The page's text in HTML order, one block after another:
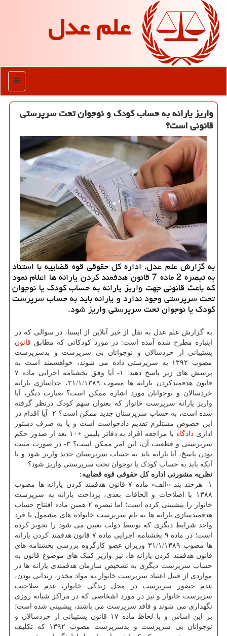
علم عدل
منو
واریز یارانه به حساب کودک و نوجوان تحت سرپرستی
قانونی است؟
به گزارش علم عدل، اداره کل حقوقی قوه قضاییه با استناد
به تبصره 2 ماده 7 قانون هدفمند کردن یارانه ها اعلام نمود
که باعث قانونی جهت واریز یارانه به حساب کودک یا نوجوان
تحت سرپرستی وجود ندارد و یارانه باید به حساب سرپرست
کودک یا نوجوان تحت سرپرستی واریز شود.
به گزارش علم عدل به نقل از خبر آنلاین از ایسنا، در سوالی که در
اینباره مطرح شده آمده است: در مورد کودکانی که مطابق قانون
پشتیبانی از خردسالان و نوجوانان بی سرپرست و بدسرپرست
مصوب ۱۳۹۲ به سرپرستی داده می شوند، خواهشمند است به
پرسش های زیر پاسخ دهید: ۱- آیا وفق بخشنامه اجرایی ماده ۷
قانون هدفمندکردن یارانه ها مصوب ۳۱/۱/۱۳۸۹، جداسازی یارانه
خردسالان و نوجوانان مورد اشاره ممکن است؟ بعبارت دیگر، آیا
واریز یارانه سرپرست خانوار که بعنوان سهم کودک درنظر گرفته
شده است، به حساب سرپرستان جدید ممکن است؟ ۲- آیا اقدام در
این خصوص مستلزم تقدیم دادخواست است و یا به صرف دستور
اداری دادگاه
یا مراجعه افراد به دفاتر پلیس +۱۰ بعد از صدور حکم
سرپرستی و قطعیت آن، این امر ممکن است؟ ۳- در صورت مثبت
بودن پاسخ، آیا یارانه باید به حساب سرپرستان جدید واریز شود و یا
آنکه باید به حساب کودک یا نوجوان تحت سرپرستی واریز شود؟
نظریه مشورتی اداره کل حقوقی قوه قضاییه:
۱- هرچند بند «الف» ماده ۷ قانون هدفمند کردن یارانه ها مصوب
۱۳۸۸ با اصلاحات و الحاقات بعدی، پرداخت یارانه به سرپرست
خانوار را پیشبینی کرده است؛ اما تبصره ۲ همین ماده افتتاح حساب
هدفمندسازی یارانه ها به نام سرپرست خانواده های مشمول یا فرد
واجد شرایط دیگری که توسط دولت تعیین می شود را تجویز کرده
است؛ در ماده ۹ بخشنامه اجرایی ماده ۷ قانون هدفمند کردن یارانه
ها مصوب ۳۱/۱/۱۳۸۹ وزیران عضو کارگروه بررسی بخشنامه های
قانون هدفمند کردن یارانه ها، نیز واریز کمک های موضوع قانون به
حساب سرپرست دیگری به تشخیص سازمان هدفمندی یارانه ها در
مواردی از قبیل اعتیاد سرپرست خانوار به مواد مخدر، زندانی بودن،
عدم حضور سرپرست در محل زندگی خانوار، عدم صلاحیت
سرپرست خانوار و نیز در مورد اشخاصی که در مراکز شبانه روزی
نگهداری می شوند و فاقد سرپرست می باشند، پیشبینی شده است؛
بر این اساس و با لحاظ ماده ۱۷ قانون پشتیبانی از خردسالان و
نوجوانان بی سرپرست و بدسرپرست مصوب ۱۳۹۲ که تکلیف